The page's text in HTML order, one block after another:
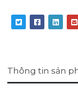
Thông tin sản